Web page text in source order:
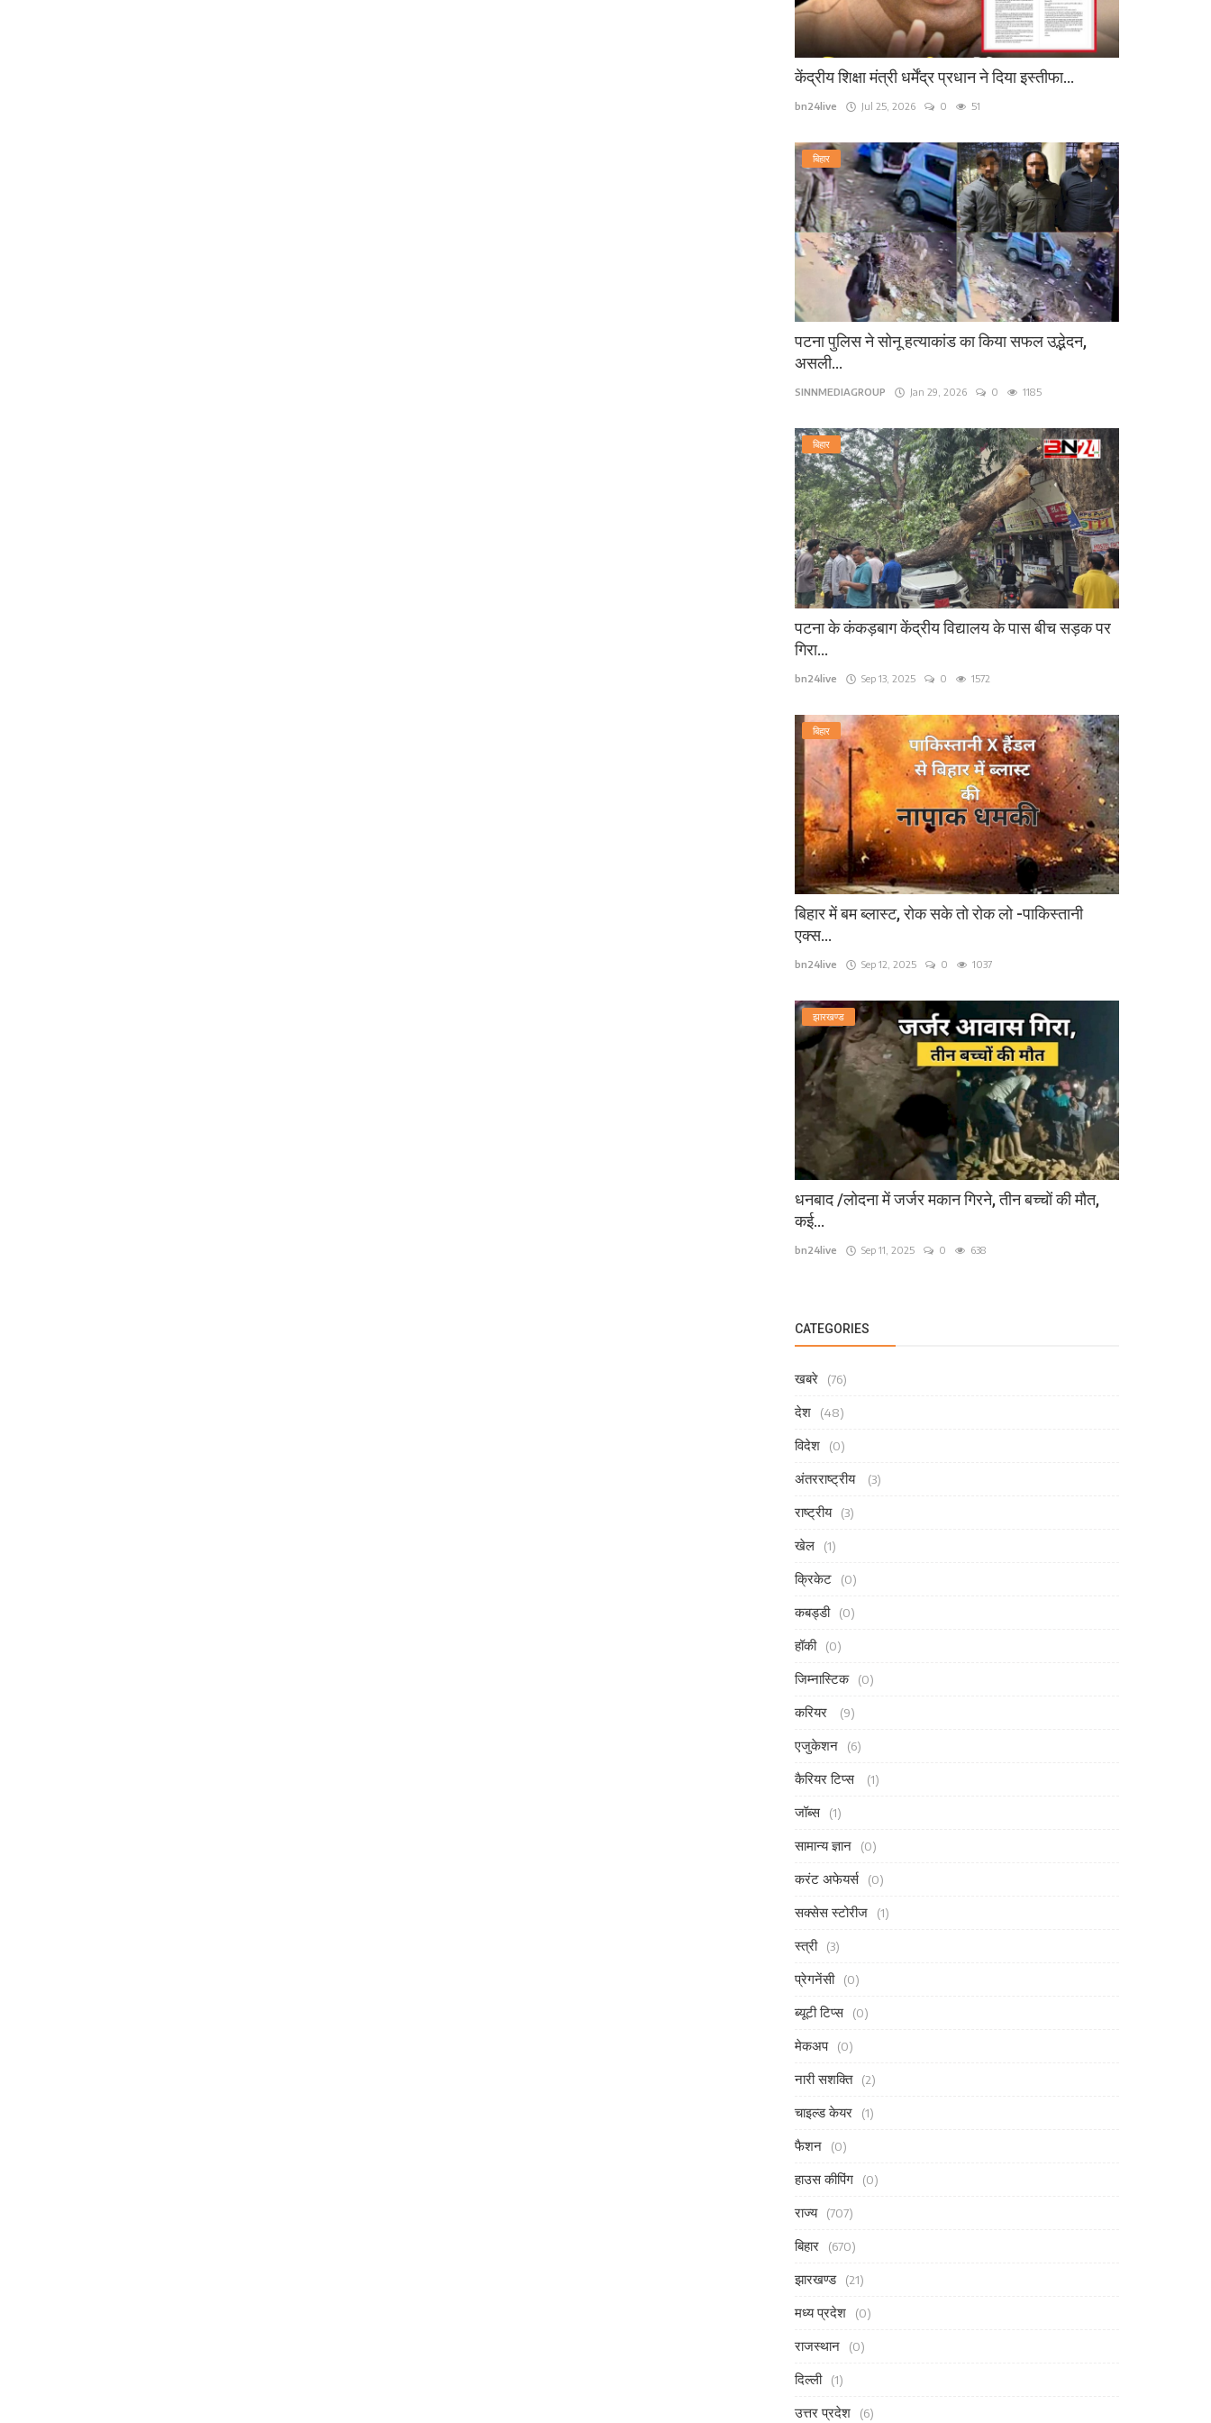
केंद्रीय शिक्षा मंत्री धर्मेंद्र प्रधान ने दिया इस्तीफा...
bn24live Jul 25, 2026 0 51
बिहार
पटना पुलिस ने सोनू हत्याकांड का किया सफल उद्भेदन,
असली...
SINNMEDIAGROUP Jan 29, 2026 0 1185
बिहार
पटना के कंकड़बाग केंद्रीय विद्यालय के पास बीच सड़क पर
गिरा...
bn24live Sep 13, 2025 0 1572
बिहार
बिहार में बम ब्लास्ट, रोक सके तो रोक लो -पाकिस्तानी
एक्स...
bn24live Sep 12, 2025 0 1037
झारखण्ड
धनबाद /लोदना में जर्जर मकान गिरने, तीन बच्चों की मौत,
कई...
bn24live Sep 11, 2025 0 638
CATEGORIES
खबरे (76)
देश (48)
विदेश (0)
अंतरराष्ट्रीय (3)
राष्ट्रीय (3)
खेल (1)
क्रिकेट (0)
कबड्डी (0)
हॉकी (0)
जिम्नास्टिक (0)
करियर (9)
एजुकेशन (6)
कैरियर टिप्स (1)
जॉब्स (1)
सामान्य ज्ञान (0)
करंट अफेयर्स (0)
सक्सेस स्टोरीज (1)
स्त्री (3)
प्रेगनेंसी (0)
ब्यूटी टिप्स (0)
मेकअप (0)
नारी सशक्ति (2)
चाइल्ड केयर (1)
फैशन (0)
हाउस कीपिंग (0)
राज्य (707)
बिहार (670)
झारखण्ड (21)
मध्य प्रदेश (0)
राजस्थान (0)
दिल्ली (1)
उत्तर प्रदेश (6)